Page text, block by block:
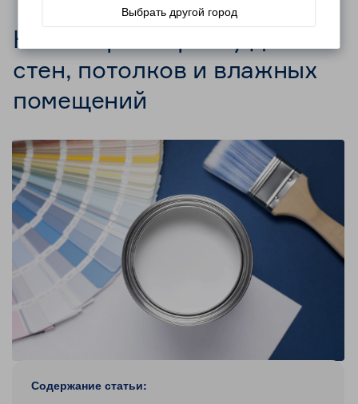
Выбрать другой город
Как выбрать краску для
стен, потолков и влажных
помещений
Содержание статьи: